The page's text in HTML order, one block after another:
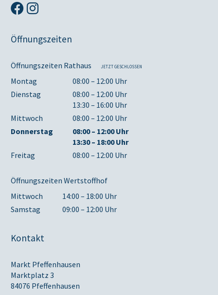
Öffnungszeiten
Öffnungszeiten Rathaus JETZT GESCHLOSSEN
Montag
08:00 – 12:00 Uhr
Dienstag
08:00 – 12:00 Uhr
13:30 – 16:00 Uhr
Mittwoch
08:00 – 12:00 Uhr
Donnerstag
08:00 – 12:00 Uhr
13:30 – 18:00 Uhr
Freitag
08:00 – 12:00 Uhr
Öffnungszeiten Wertstoffhof
Mittwoch
14:00 – 18:00 Uhr
Samstag
09:00 – 12:00 Uhr
Kontakt
Markt Pfeffenhausen
Marktplatz 3
84076 Pfeffenhausen